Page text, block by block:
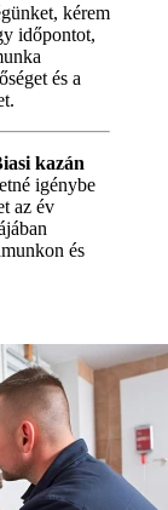
kérem
időpontot,
és a
kazán
igénybe
az év
és